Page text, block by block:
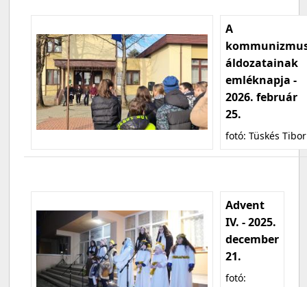
A
áldozatainak
emléknapja -
2026. február
25.
fotó: Tüskés Tibor
Advent
IV. - 2025.
december
21.
fotó: